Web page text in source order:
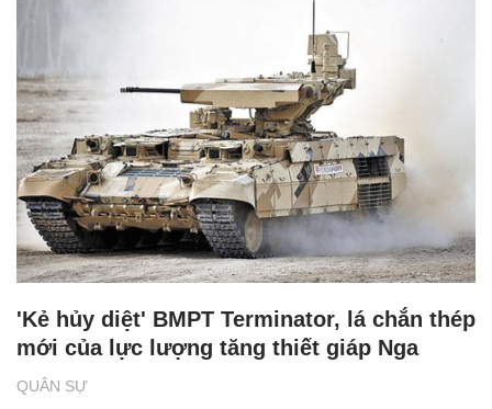
QUÂN SỰ
'Kẻ hủy diệt' BMPT Terminator, lá chắn thép
mới của lực lượng tăng thiết giáp Nga